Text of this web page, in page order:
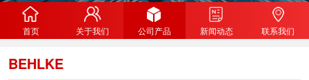
首页 关于我们 公司产品 新闻动态 联系我们
BEHLKE